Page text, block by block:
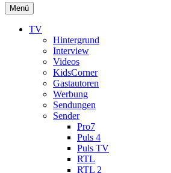
Menü Zum
Inhalt
springen
TV
Hintergrund
Interview
Videos
KidsCorner
Gastautoren
Werbung
Sendungen
Sender
Pro7
Puls 4
Puls TV
RTL
RTL 2